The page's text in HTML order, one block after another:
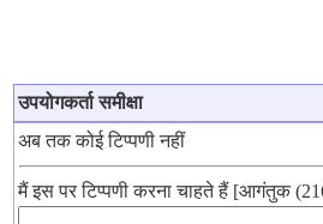
उपयोगकर्ता समीक्षा
अब तक कोई टिप्पणी नहीं
मैं इस पर टिप्पणी करना चाहते हैं [आगंतुक